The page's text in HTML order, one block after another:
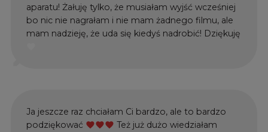
aparatu! Żałuję tylko, że musiałam wyjść wcześniej
bo nic nie nagrałam i nie mam żadnego filmu, ale
mam nadzieję, że uda się kiedyś nadrobić! Dziękuję
Ja jeszcze raz chciałam Ci bardzo, ale to bardzo
podziękować favoritefavoritefavorite Też już dużo wiedziałam